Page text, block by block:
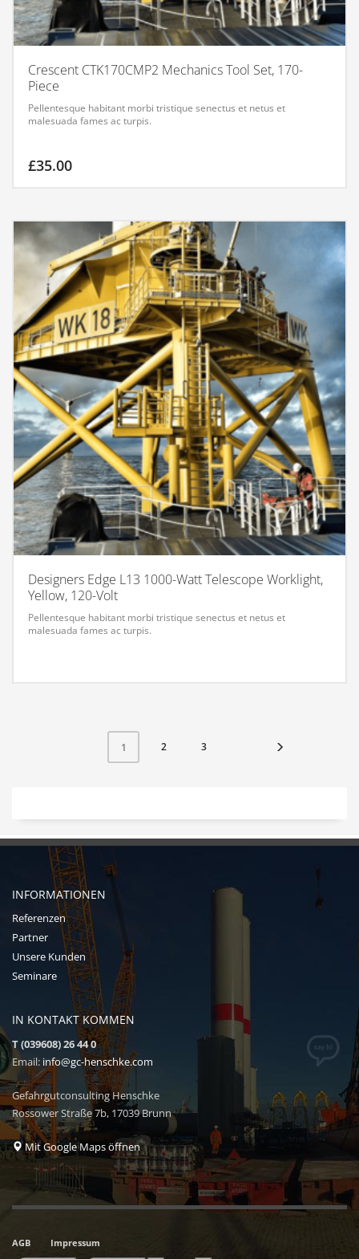
Crescent CTK170CMP2 Mechanics Tool Set, 170-
Piece
Pellentesque habitant morbi tristique senectus et netus et
malesuada fames ac turpis.
£35.00
Designers Edge L13 1000-Watt Telescope Worklight,
Yellow, 120-Volt
Pellentesque habitant morbi tristique senectus et netus et
malesuada fames ac turpis.
1 2 3
INFORMATIONEN
Referenzen
Partner
Unsere Kunden
Seminare
IN KONTAKT KOMMEN
T (039608) 26 44 0
Email: info@gc-henschke.com
Gefahrgutconsulting Henschke
Rossower Straße 7b, 17039 Brunn
Mit Google Maps öffnen
AGB Impressum